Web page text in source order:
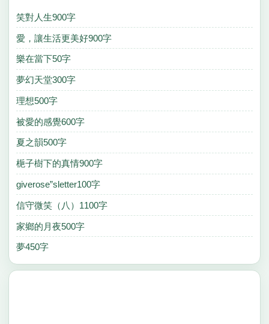
笑對人生900字
愛，讓生活更美好900字
樂在當下50字
夢幻天堂300字
理想500字
被愛的感覺600字
夏之韻500字
梔子樹下的真情900字
giverose”sletter100字
信守微笑（八）1100字
家鄉的月夜500字
夢450字